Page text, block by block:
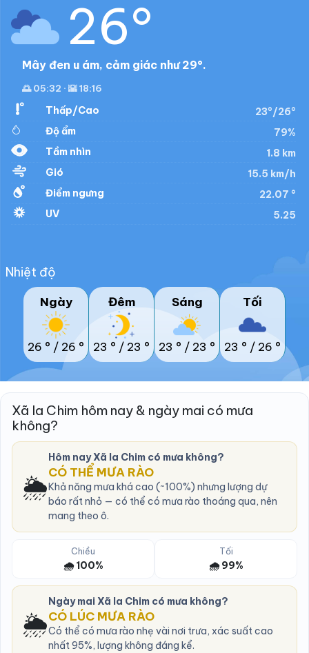
26°
Mây đen u ám, cảm giác như 29°.
🌅 05:32 · 🌇 18:16
Thấp/Cao
23°/26°
Độ ẩm
79%
Tầm nhìn
1.8 km
Gió
15.5 km/h
Điểm ngưng
22.07 °
UV
5.25
Nhiệt độ
Ngày
26 ° / 26 °
Đêm
23 ° / 23 °
Sáng
23 ° / 23 °
Tối
23 ° / 26 °
Xã Ia Chim hôm nay & ngày mai có mưa
không?
🌦️
Hôm nay Xã Ia Chim có mưa không?
CÓ THỂ MƯA RÀO
Khả năng mưa khá cao (~100%) nhưng lượng dự
báo rất nhỏ — có thể có mưa rào thoáng qua, nên
mang theo ô.
Chiều
🌧️ 100%
Tối
🌧️ 99%
🌦️
Ngày mai Xã Ia Chim có mưa không?
CÓ LÚC MƯA RÀO
Có thể có mưa rào nhẹ vài nơi trưa, xác suất cao
nhất 95%, lượng không đáng kể.